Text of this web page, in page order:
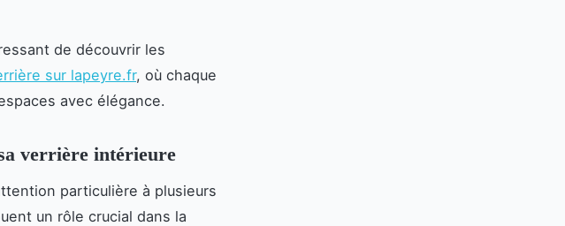
de découvrir les
sur lapeyre.fr, où chaque
avec élégance.
verrière intérieure
particulière à plusieurs
un rôle crucial dans la